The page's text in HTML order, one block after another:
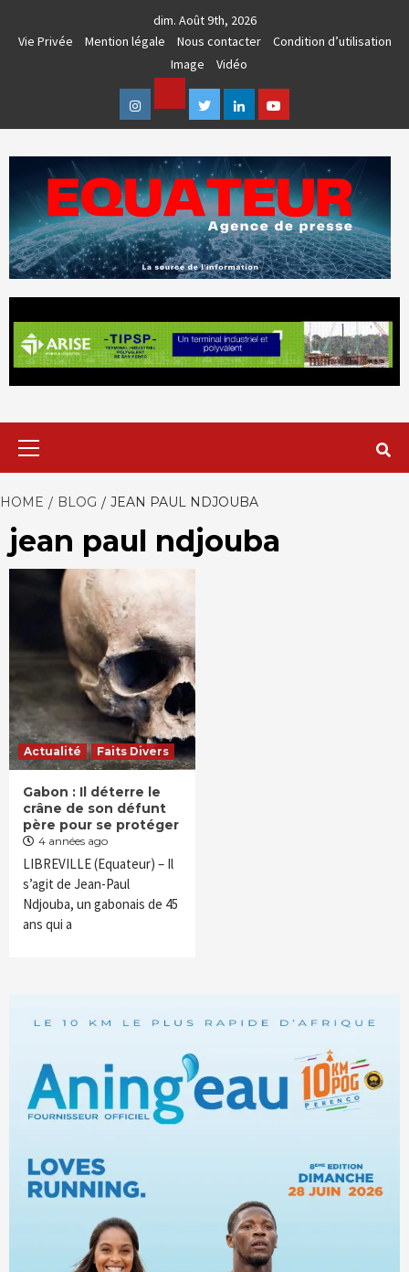
dim. Août 9th, 2026
Vie Privée
Mention légale Nous contacter
Condition d’utilisation
Image
Vidéo
Instagram
Facebook
TwitterLinkedinYoutube
EQUATEUR
HOME BLOG JEAN PAUL NDJOUBA
jean paul ndjouba
Actualité Faits Divers
Gabon : Il déterre le
crâne de son défunt
père pour se protéger
4 années ago
LIBREVILLE (Equateur) – Il
s’agit de Jean-Paul
Ndjouba, un gabonais de 45
ans qui a